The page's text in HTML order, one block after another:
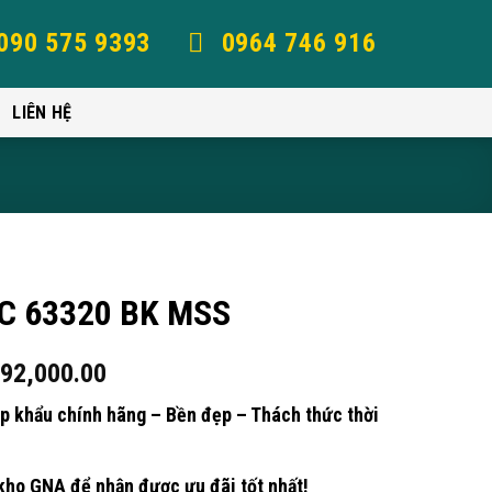
575 9393 0964 746 916
LIÊN HỆ
63320 BK MSS
khẩu chính hãng – Bền đẹp – Thách thức thời
GNA để nhận được ưu đãi tốt nhất!